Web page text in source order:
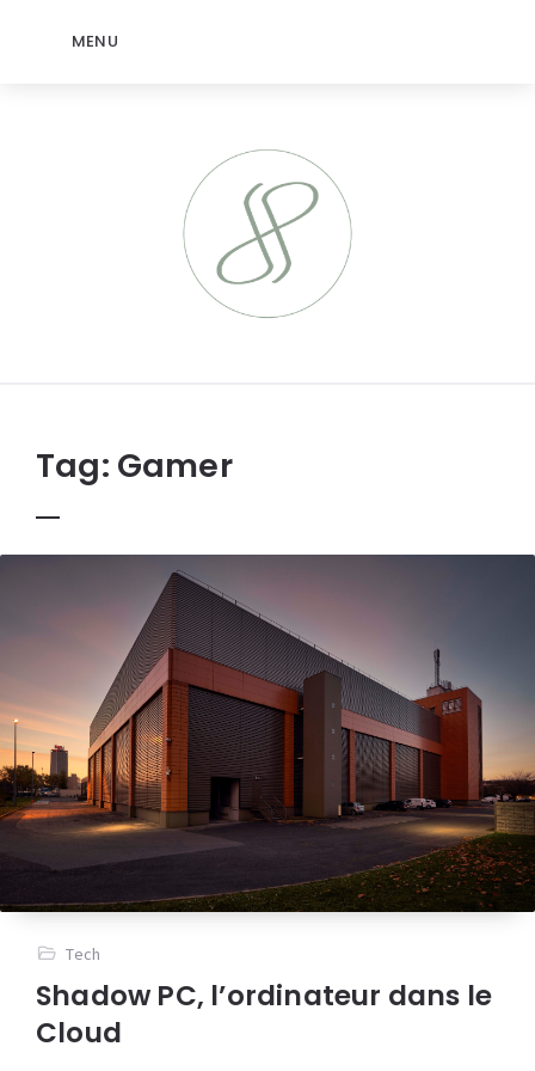
MENU
Tag: Gamer
Tech
Shadow PC, l’ordinateur dans le
Cloud